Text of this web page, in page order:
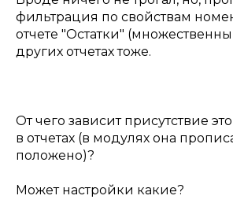
фильтрация по свойствам
отчете "Остатки"
других отчетах тоже.
От чего зависит присутствие
в отчетах (в модулях она
положено)?
Может настройки какие?